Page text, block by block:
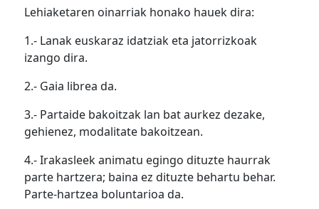
Lehiaketaren oinarriak honako hauek dira:
1.- Lanak euskaraz idatziak eta jatorrizkoak
izango dira.
2.- Gaia librea da.
3.- Partaide bakoitzak lan bat aurkez dezake,
gehienez, modalitate bakoitzean.
4.- Irakasleek animatu egingo dituzte haurrak
parte hartzera; baina ez dituzte behartu behar.
Parte-hartzea boluntarioa da.